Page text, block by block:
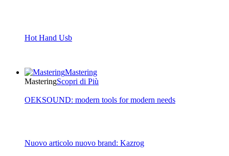
Hot Hand Usb
Mastering
MasteringScopri di Più
OEKSOUND: modern tools for modern needs
Nuovo articolo nuovo brand: Kazrog